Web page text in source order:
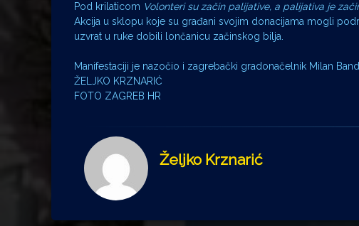
Pod krilaticom Volonteri su začin palijative, a palijativa je
Akcija u sklopu koje su građani svojim donacijama mogli
uzvrat u ruke dobili lončanicu začinskog bilja.
Manifestaciji je nazočio i zagrebački gradonačelnik Milan
ŽELJKO KRZNARIĆ
FOTO ZAGREB HR
Željko Krznarić